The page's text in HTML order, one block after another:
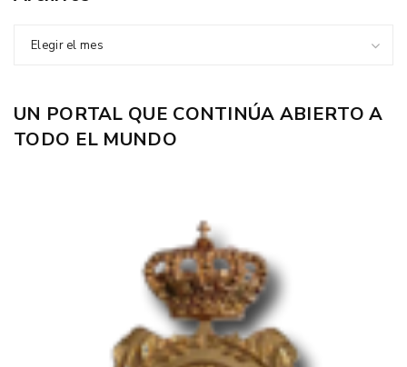
Elegir el mes
UN PORTAL QUE CONTINÚA ABIERTO A
TODO EL MUNDO